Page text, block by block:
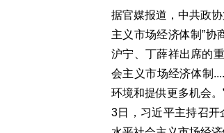
据官媒报道，中共政
主义市场经济体制”协
沪宁、丁薛祥出席的
会主义市场经济体制
环境和提供更多机会
3日，习近平主持召